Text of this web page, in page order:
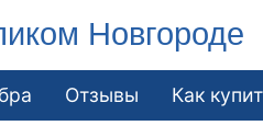
Новгороде
Отзывы Как